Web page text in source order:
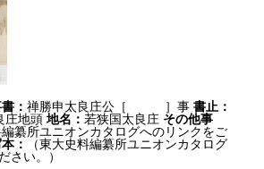
：禅勝申太良庄公［ ］事書止：
庄地頭 地名：若狭国太良庄 その他事
編纂所ユニオンカタログへのリンクをご
：
（東大史料編纂所ユニオンカタログ
さい。）